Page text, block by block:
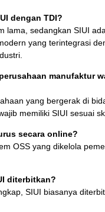
dengan TDI?
lama, sedangkan SIUI
yang terintegrasi
manufaktur
yang bergerak di
memiliki SIUI sesuai
secara online?
OSS yang dikelola
diterbitkan?
SIUI biasanya